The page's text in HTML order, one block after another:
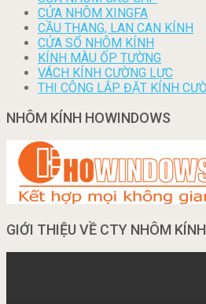
CỬA NHÔM XINGFA
CẦU THANG, LAN CAN KÍNH
CỬA SỔ NHÔM KÍNH
KÍNH MÀU ỐP TƯỜNG
VÁCH KÍNH CƯỜNG LỰC
THI CÔNG LẮP ĐẶT KÍNH
NHÔM KÍNH HOWINDOWS
GIỚI THIỆU VỀ CTY NHÔM